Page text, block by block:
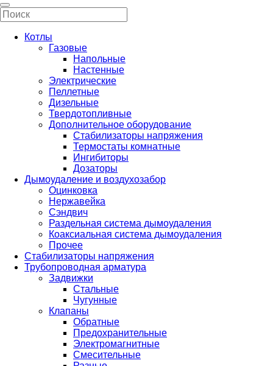
Котлы
Газовые
Напольные
Настенные
Электрические
Пеллетные
Дизельные
Твердотопливные
Дополнительное оборудование
Стабилизаторы напряжения
Термостаты комнатные
Ингибиторы
Дозаторы
Дымоудаление и воздухозабор
Оцинковка
Нержавейка
Сэндвич
Раздельная система дымоудаления
Коаксиальная система дымоудаления
Прочее
Стабилизаторы напряжения
Трубопроводная арматура
Задвижки
Стальные
Чугунные
Клапаны
Обратные
Предохранительные
Электромагнитные
Смесительные